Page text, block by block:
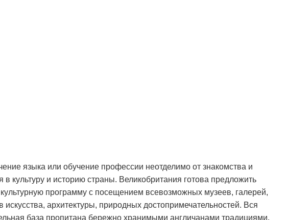
языка или обучение профессии неотделимо от знакомства и
в культуру и историю страны. Великобритания готова предложить
программу с посещением всевозможных музеев, галерей,
искусства, архитектуры, природных достопримечательностей. Вся
база пропитана бережно хранимыми англичанами традициями.